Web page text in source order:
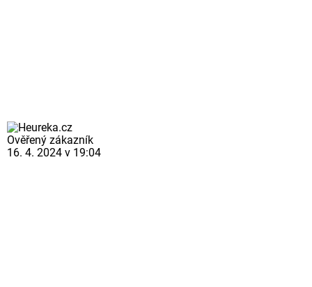
Ověřený zákazník
16. 4. 2024 v 19:04